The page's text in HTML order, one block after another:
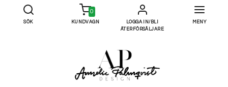
SÖK
0
KUNDVAGN
LOGGA IN/BLI
ÅTERFÖRSÄLJARE
MENY